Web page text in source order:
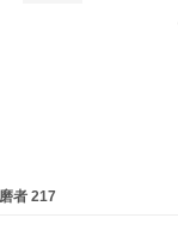
磨者 217